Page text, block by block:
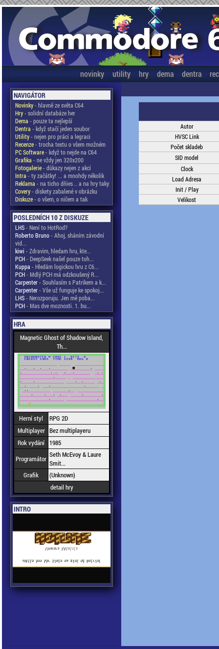
novinky utility hry dema dentra
NAVIGÁTOR
Novinky- hlavně ze světa C64
Hry- solidní databáze her
Dema - pouze ta nejlepší
Dentra - když stačí jeden soubor
Utility- nejen pro práci a legraci
Recenze- trocha textu o všem možném
PC Software- když to nejde na C64
Grafika - ne vždy jen 320x200
Fotogalerie- důkazy nejen z akcí
Intra - ty začátky! ... a mnohdy několik
Reklama - na ticho dňies .. a na hry taky
Covery- diskety zabalené v obrázku
Diskuze- o všem, o ničem a tak
POSLEDNÍCH 10 Z DISKUZE
LHS- Není to HotRod?
Roberto Bruno- Ahoj, sháním závodní
vid...
kiwi - Zdravim, hledam hru, kte...
PCH- DeepSeek našel pouze toh...
Kuppa - Hledám logickou hru z C6...
PCH- Mdlý PCH má odzkoušený R...
Carpenter- Souhlasím s Patrikem a k...
Carpenter- Vše už funguje ke spokoj...
LHS- Nerozporuju. Jen mě poba...
PCH- Mas dve moznosti. 1. bu...
HRA
Magnetic Ghost of Shadow Island,
Th...
Herní styl
RPG 2D
Multiplayer Bez multiplayeru
Rok vydání
1985
Programátor Seth McEvoy & Laure
Smit...
Grafik
(Unknown)
detail hry
INTRO
Autor
HVSC Link
Počet skladeb
SID model
Clock
Load Adresa
Init / Play
Velikost